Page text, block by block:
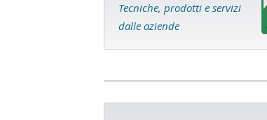
Tecniche, prodotti e servizi
dalle aziende